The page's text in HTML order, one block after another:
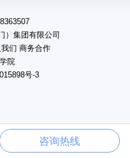
）集团有限公司
们 商务合作
院
号-3
咨询热线